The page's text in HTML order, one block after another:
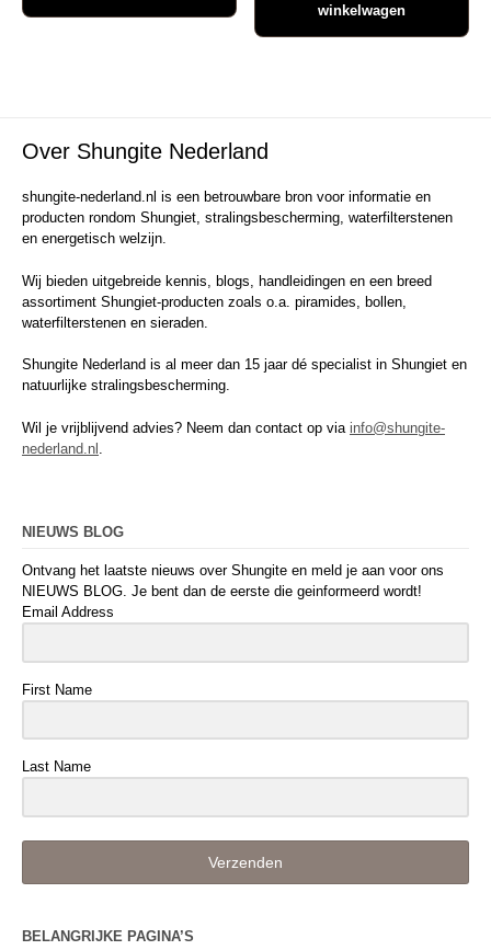
winkelwagen
Over Shungite Nederland
shungite-nederland.nl is een betrouwbare bron voor informatie en
producten rondom Shungiet, stralingsbescherming, waterfilterstenen
en energetisch welzijn.
Wij bieden uitgebreide kennis, blogs, handleidingen en een breed
assortiment Shungiet-producten zoals o.a. piramides, bollen,
waterfilterstenen en sieraden.
Shungite Nederland is al meer dan 15 jaar dé specialist in Shungiet en
natuurlijke stralingsbescherming.
Wil je vrijblijvend advies? Neem dan contact op via info@shungite-
nederland.nl
NIEUWS BLOG
Ontvang het laatste nieuws over Shungite en meld je aan voor ons
NIEUWS BLOG. Je bent dan de eerste die geinformeerd wordt!
Email Address
First Name
Last Name
Verzenden
BELANGRIJKE PAGINA’S